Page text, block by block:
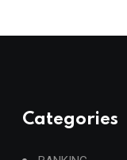
Categories